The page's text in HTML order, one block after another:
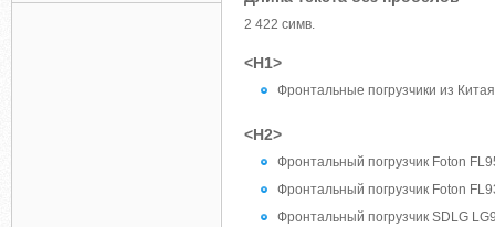
2 422 симв.
<H1>
Фронтальные погрузчики из Китая
<H2>
Фронтальный погрузчик Foton
Фронтальный погрузчик Foton
Фронтальный погрузчик SDLG